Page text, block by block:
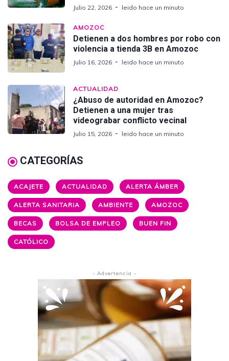
Julio 22, 2026 leido hace un minuto
AMOZOC
Detienen a dos hombres por robo con
violencia a tienda 3B en Amozoc
Julio 16, 2026 leido hace un minuto
ACTUALIDAD
¿Abuso de autoridad en Amozoc?
Detienen a una mujer tras
videograbar conflicto vecinal
Julio 15, 2026 leido hace un minuto
CATEGORÍAS
ACAJETE ACTUALIDAD ALERTA ÁMBER
ALERTA SANITARIA AMBIENTE AMOZOC
BECAS BOLSA DE EMPLEO BUEN FIN
CATÓLICO
- Advertencia -